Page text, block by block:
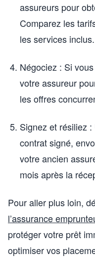
assureurs pour
Comparez les
les services inclus.
Négociez : Si
votre assureur
les offres
Signez et résiliez
contrat signé,
votre ancien
mois après la
Pour aller plus loin,
l’assurance
protéger votre prêt
optimiser vos